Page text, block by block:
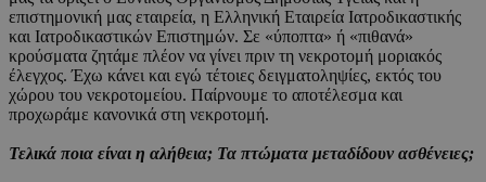
επιστημονική μας εταιρεία, η Ελληνική Εταιρεία Ιατροδικαστικής
και Ιατροδικαστικών Επιστημών. Σε «ύποπτα» ή «πιθανά»
κρούσματα ζητάμε πλέον να γίνει πριν τη νεκροτομή μοριακός
έλεγχος. Έχω κάνει και εγώ τέτοιες δειγματοληψίες, εκτός του
χώρου του νεκροτομείου. Παίρνουμε το αποτέλεσμα και
προχωράμε κανονικά στη νεκροτομή.
Τελικά ποια είναι η αλήθεια; Τα πτώματα μεταδίδουν ασθένειες;